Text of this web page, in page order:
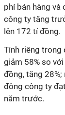
phí bán hàng và
công ty tăng
lên 172 tỉ đồng.
Tính riêng trong
giảm 58% so
đồng, tăng
đông công ty
năm trước.